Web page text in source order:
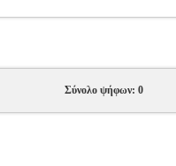
Σύνολο ψήφων: 0